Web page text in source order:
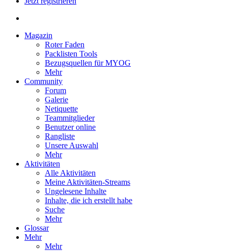
Magazin
Roter Faden
Packlisten Tools
Bezugsquellen für MYOG
Mehr
Community
Forum
Galerie
Netiquette
Teammitglieder
Benutzer online
Rangliste
Unsere Auswahl
Mehr
Aktivitäten
Alle Aktivitäten
Meine Aktivitäten-Streams
Ungelesene Inhalte
Inhalte, die ich erstellt habe
Suche
Mehr
Glossar
Mehr
Mehr